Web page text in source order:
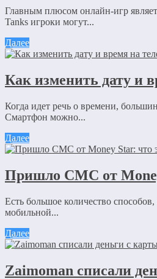
Главным плюсом онлайн-игр
Tanks игроки могут...
Далее
Как изменить дату и
Когда идет речь о времени,
Смартфон можно...
Далее
Пришло СМС от
Есть большое количество
мобильной...
Далее
Zaimoman списали